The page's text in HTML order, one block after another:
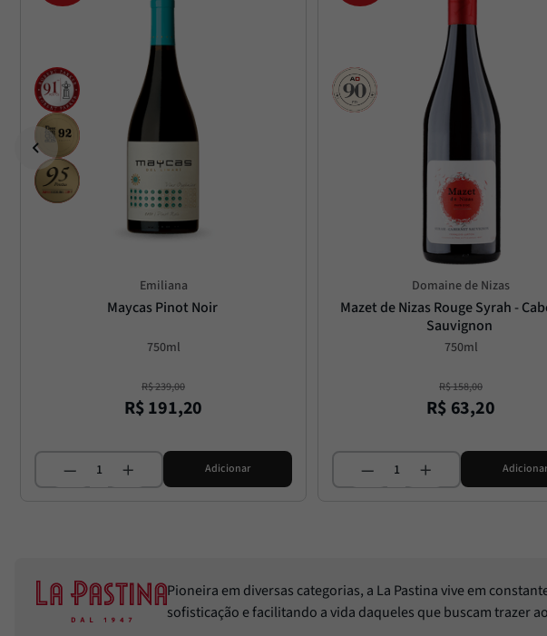
Emiliana
Maycas Pinot Noir
750ml
R$239,00
R$191,20
Adicionar
Domaine de Nizas
Mazet de Nizas Rouge Syrah -
Sauvignon
750ml
R$158,00
R$ 63,20
Adicionar
Pioneira em diversas categorias, a La Pastina vive em
sofisticação e facilitando a vida daqueles que buscam trazer